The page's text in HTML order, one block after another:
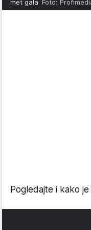
met gala Foto:
Pogledajte i kako